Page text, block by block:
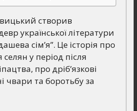
створив
української літератури
сім’я”. Це історія про
у період після
про дріб’язкові
чвари та боротьбу за